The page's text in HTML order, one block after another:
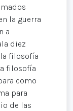
la guerra
a
diez
filosofía
filosofía
como
para
de las